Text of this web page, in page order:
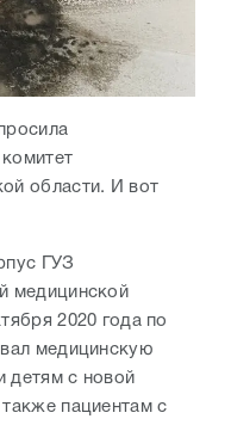
области. И вот
ГУЗ
медицинской
2020 года по
медицинскую
детям с новой
пациентам с